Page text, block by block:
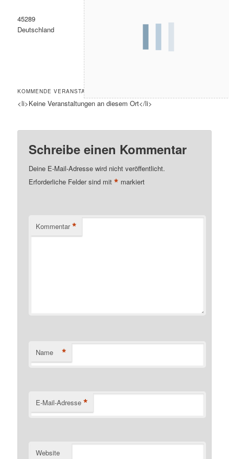
45289
Deutschland
KOMMENDE VERANSTALTUNGEN
<li>Keine Veranstaltungen an diesem Ort</li>
Schreibe einen Kommentar
Deine E-Mail-Adresse wird nicht veröffentlicht.
Erforderliche Felder sind mit* markiert
Kommentar *
Name *
E-Mail-Adresse *
Website